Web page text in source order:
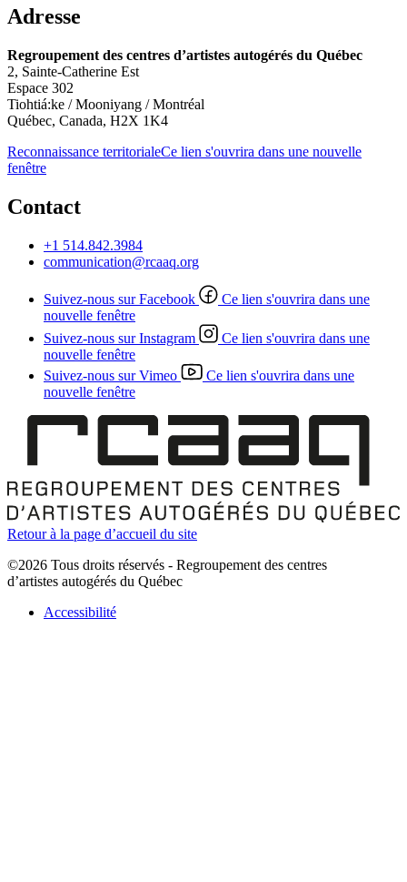
Adresse
Regroupement des centres d’artistes autogérés du Québec
2, Sainte-Catherine Est
Espace 302
Tiohtiá:ke / Mooniyang / Montréal
Québec, Canada, H2X 1K4
Reconnaissance territorialeCe lien s'ouvrira dans une nouvelle
fenêtre
Contact
+1 514.842.3984
communication@rcaaq.org
Suivez-nous sur Facebook
Ce lien s'ouvrira dans une
nouvelle fenêtre
Suivez-nous sur Instagram
Ce lien s'ouvrira dans une
nouvelle fenêtre
Suivez-nous sur Vimeo
Ce lien s'ouvrira dans une
nouvelle fenêtre
Retour à la page d’accueil du site
©2026 Tous droits réservés - Regroupement des centres
d’artistes autogérés du Québec
Accessibilité